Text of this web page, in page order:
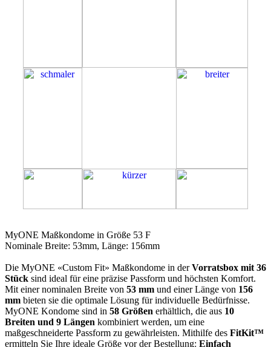
MyONE Maßkondome in Größe 53 F
Nominale Breite: 53mm, Länge: 156mm
Die MyONE «Custom Fit» Maßkondome in derVorratsbox mit 36
Stück sind ideal für eine präzise Passform und höchsten Komfort.
Mit einer nominalen Breite von 53 mm und einer Länge von 156
mm bieten sie die optimale Lösung für individuelle Bedürfnisse.
MyONE Kondome sind in 58 Größen erhältlich, die aus 10
Breiten und 9 Längen kombiniert werden, um eine
maßgeschneiderte Passform zu gewährleisten. Mithilfe des FitKit™
ermitteln Sie Ihre ideale Größe vor der Bestellung: Einfach